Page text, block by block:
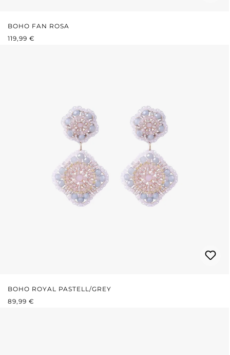
BOHO FAN ROSA
REGULÄRER PREIS:
119,99 €
BOHO ROYAL PASTELL/GREY
REGULÄRER PREIS:
89,99 €